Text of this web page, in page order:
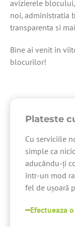
avizierele
noi, administratia
transparenta si
Bine ai venit in
blocurilor!
Plateste
Cu serviciile
simple ca
aducându-ți
într-un mod
fel de ușoară
Efectueaza